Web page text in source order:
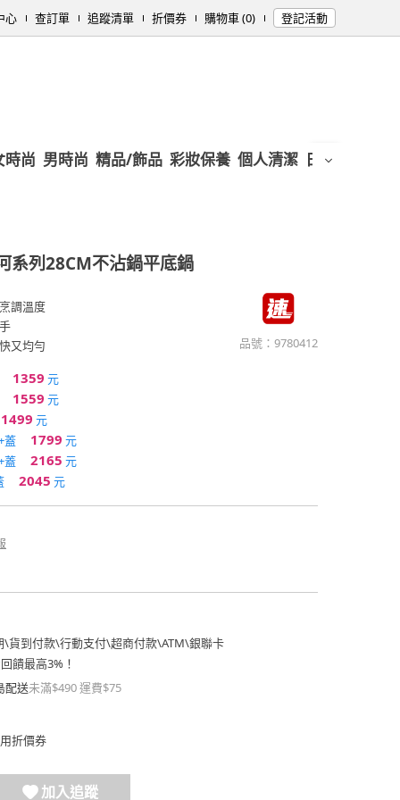
心 查訂單 追蹤清單 折價券 購物車 (0) 登記活動
時尚 男時尚 精品/飾品 彩妝保養 個人清潔 日用/紙品
系列28CM不沾鍋平底鍋
調溫度
又均勻
品號： 9780412
1359 元
1559 元
1499 元
蓋
1799 元
蓋
2165 元
2045 元
\貨到付款\行動支付\超商付款\ATM\銀聯卡
饋最高3%！
配送未滿$490 運費$75
折價券
加入追蹤